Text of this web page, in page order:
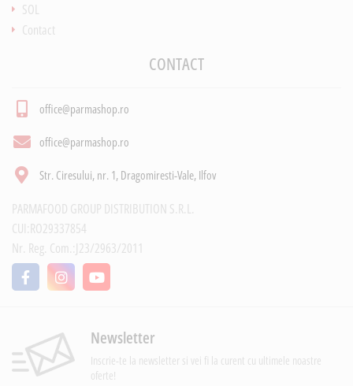
SOL
Contact
CONTACT
office@parmashop.ro
office@parmashop.ro
Str. Ciresului, nr. 1, Dragomiresti-Vale, Ilfov
PARMAFOOD GROUP DISTRIBUTION S.R.L.
CUI:RO29337854
Nr. Reg. Com.:J23/2963/2011
Newsletter
Inscrie-te la newsletter si vei fi la curent cu ultimele noastre
oferte!